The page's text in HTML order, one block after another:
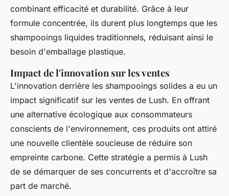
combinant efficacité et durabilité. Grâce à leur
formule concentrée, ils durent plus longtemps que les
shampooings liquides traditionnels, réduisant ainsi le
besoin d'emballage plastique.
Impact de l'innovation sur les ventes
L'innovation derrière les shampooings solides a eu un
impact significatif sur les ventes de Lush. En offrant
une alternative écologique aux consommateurs
conscients de l'environnement, ces produits ont attiré
une nouvelle clientèle soucieuse de réduire son
empreinte carbone. Cette stratégie a permis à Lush
de se démarquer de ses concurrents et d'accroître sa
part de marché.